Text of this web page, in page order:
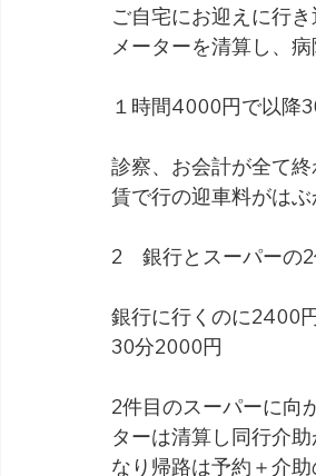
ご自宅にお迎えに行
メーターを清算し、
１時間4000円で以降
診察、お会計が全て
賃で行の迎車料がは
2　銀行とスーパーの
銀行に行くのに2400
30分2000円
2件目のスーパーに向
ターは清算し同行介
なり帰路は予約＋介